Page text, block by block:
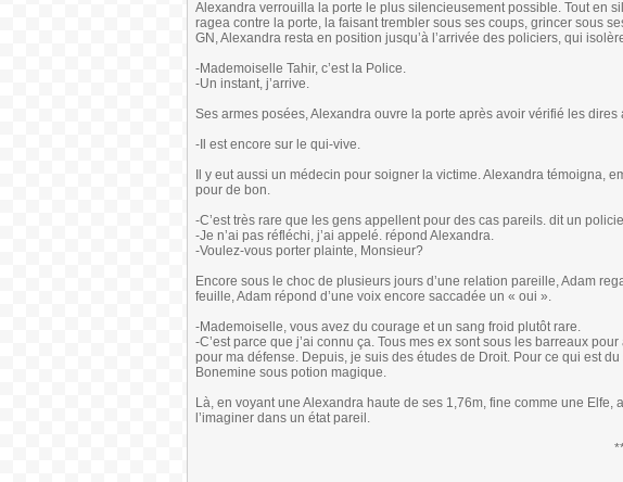
Alexandra verrouilla la porte le plus silencieusement possible. Tout en
ragea contre la porte, la faisant trembler sous ses coups, grincer sous
GN, Alexandra resta en position jusqu’à l’arrivée des policiers, qui
-Mademoiselle Tahir, c’est la Police.
-Un instant, j’arrive.
Ses armes posées, Alexandra ouvre la porte après avoir vérifié les dires
-Il est encore sur le qui-vive.
Il y eut aussi un médecin pour soigner la victime. Alexandra témoigna,
pour de bon.
-C’est très rare que les gens appellent pour des cas pareils. dit un
-Je n’ai pas réfléchi, j’ai appelé. répond Alexandra.
-Voulez-vous porter plainte, Monsieur?
Encore sous le choc de plusieurs jours d’une relation pareille, Adam
feuille, Adam répond d’une voix encore saccadée un « oui ».
-Mademoiselle, vous avez du courage et un sang froid plutôt rare.
-C’est parce que j’ai connu ça. Tous mes ex sont sous les barreaux
pour ma défense. Depuis, je suis des études de Droit. Pour ce qui est
Bonemine sous potion magique.
Là, en voyant une Alexandra haute de ses 1,76m, fine comme une
l’imaginer dans un état pareil.